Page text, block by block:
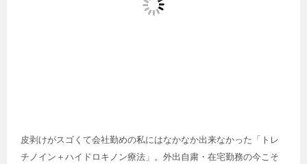
皮剥けがスゴくて会社勤めの私にはなかなか出来なかった「トレ
チノイン＋ハイドロキノン療法」。外出自粛・在宅勤務の今こそ